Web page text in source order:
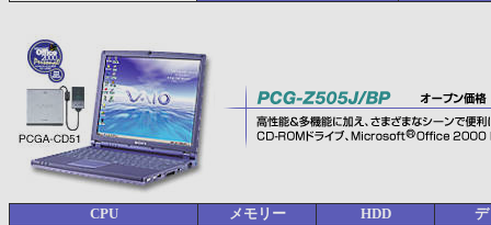
CPU メモリー HDD